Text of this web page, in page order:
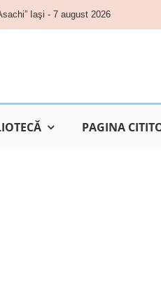
Iaşi - 7 august 2026
PAGINA